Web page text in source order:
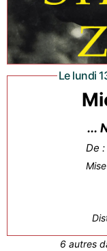
Le
...
De :
6 autres